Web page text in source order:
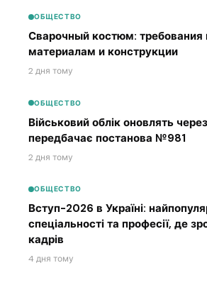
ОБЩЕСТВО
Сварочный костюм: требования
материалам и конструкции
2 дня тому
ОБЩЕСТВО
Військовий облік оновлять
передбачає постанова №981
2 дня тому
ОБЩЕСТВО
Вступ-2026 в Україні:
спеціальності та професії, де
кадрів
4 дня тому